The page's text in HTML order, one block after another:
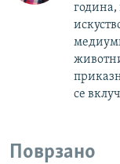
година,
се
Поврзано